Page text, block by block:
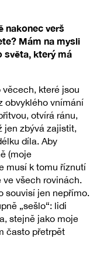
nakonec verš
Mám na mysli
světa, který má
které jsou
obvyklého vnímání
otvírá ránu,
jen zbývá zajistit,
díla. Aby
(moje
musí k tomu říznutí
ve všech rovinách.
souvisí jen nepřímo.
„sešlo“: lidi
stejně jako moje
často přetrpět